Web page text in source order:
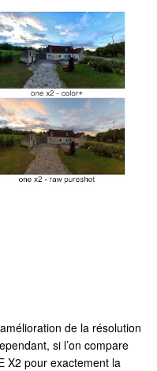
de la résolution
si l’on compare
X2 pour exactement la